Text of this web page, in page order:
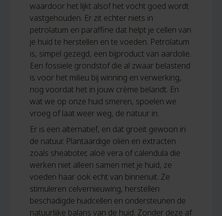
waardoor het lijkt alsof het vocht goed wordt
vastgehouden. Er zit echter niets in
petrolatum en paraffine dat helpt je cellen van
je huid te herstellen en te voeden. Petrolatum
is, simpel gezegd, een bijproduct van aardolie.
Een fossiele grondstof die al zwaar belastend
is voor het milieu bij winning en verwerking,
nog voordat het in jouw crème belandt. En
wat we op onze huid smeren, spoelen we
vroeg of laat weer weg, de natuur in.
Er is een alternatief, en dat groeit gewoon in
de natuur. Plantaardige oliën en extracten
zoals sheaboter, aloë vera of calendula die
werken niet alleen samen met je huid, ze
voeden haar ook echt van binnenuit. Ze
stimuleren celvernieuwing, herstellen
beschadigde huidcellen en ondersteunen de
natuurlijke balans van de huid. Zonder deze af